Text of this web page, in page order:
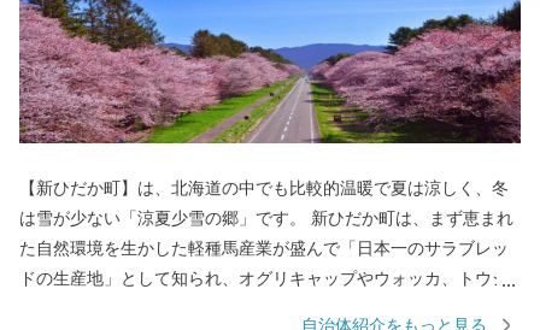
【新ひだか町】は、北海道の中でも比較的温暖で夏は涼しく、冬
は雪が少ない「涼夏少雪の郷」です。 新ひだか町は、まず恵まれ
た自然環境を生かした軽種馬産業が盛んで「日本一のサラブレッ
ドの生産地」として知られ、オグリキャップやウォッカ、トウシ
自治体紹介をもっと見る